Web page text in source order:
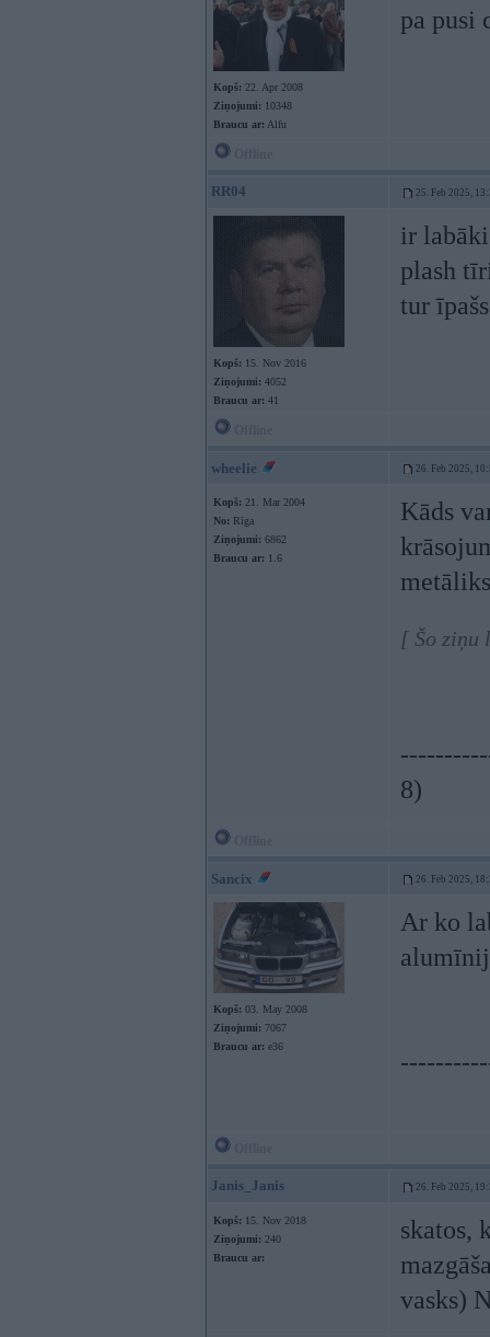
Kopš: 22. Apr 2008
Ziņojumi: 10348
Braucu ar: Alfu
pa pusi
RR04 25. Feb 2025,
Kopš: 15. Nov 2016
Ziņojumi: 4052
Braucu ar: 41
ir
plash
tur
wheelie 26. Feb 2025,
Kopš: 21. Mar 2004
No: Rīga
Ziņojumi: 6862
Braucu ar: 1.6
Kāds
[ Šo ziņu
8)
Sancix 26. Feb 2025,
Kopš: 03. May 2008
Ziņojumi: 7067
Braucu ar: e36
Ar ko
Janis_Janis 26. Feb 2025,
Kopš: 15. Nov 2018
Ziņojumi: 240
Braucu ar:
skatos,
vasks)